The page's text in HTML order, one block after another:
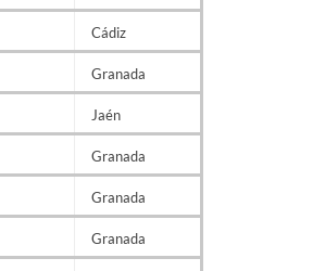
Cádiz
Granada
Jaén
Granada
Granada
Granada